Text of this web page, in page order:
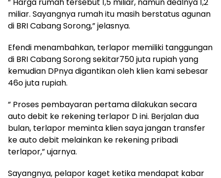
” Harga rumah tersebut 1,5 miliar, namun dealnya 1,2
miliar. Sayangnya rumah itu masih berstatus agunan
di BRI Cabang Sorong,” jelasnya.
Efendi menambahkan, terlapor memiliki tanggungan
di BRI Cabang Sorong sekitar750 juta rupiah yang
kemudian DPnya digantikan oleh klien kami sebesar
46o juta rupiah.
” Proses pembayaran pertama dilakukan secara
auto debit ke rekening terlapor D ini. Berjalan dua
bulan, terlapor meminta klien saya jangan transfer
ke auto debit melainkan ke rekening pribadi
terlapor,” ujarnya.
Sayangnya, pelapor kaget ketika mendapat kabar